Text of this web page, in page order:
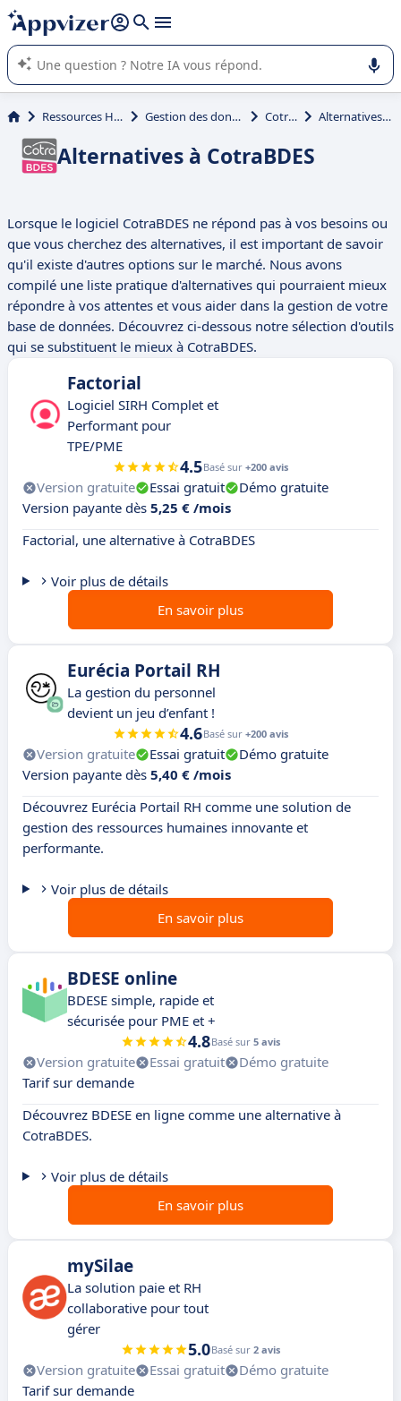
répondre (plusieurs lignes avec
L'IA de Appvizer vous guide dans l'utilisation ou la sélection de
logiciel SaaS en entreprise.
Ressources Humaines (RH) Gestion des données RH (BDESE) CotraBDES Alternatives à CotraBDES
Alternatives à CotraBDES
Lorsque le logiciel CotraBDES ne répond pas à vos besoins ou
que vous cherchez des alternatives, il est important de savoir
qu'il existe d'autres options sur le marché. Nous avons
compilé une liste pratique d'alternatives qui pourraient mieux
répondre à vos attentes et vous aider dans la gestion de votre
base de données. Découvrez ci-dessous notre sélection d'outils
qui se substituent le mieux à CotraBDES.
Factorial
Logiciel SIRH Complet et
Performant pour
TPE/PME
4.5Basé sur +200 avis
Version gratuite Essai gratuit
Démo gratuite
Version payante dès 5,25 € /mois
Factorial, une alternative à CotraBDES
Voir plus de détails
En savoir plus
Eurécia Portail RH
La gestion du personnel
devient un jeu d’enfant !
4.6Basé sur +200 avis
Version gratuite Essai gratuit
Démo gratuite
Version payante dès 5,40 € /mois
Découvrez Eurécia Portail RH comme une solution de
gestion des ressources humaines innovante et
performante.
Voir plus de détails
En savoir plus
BDESE online
BDESE simple, rapide et
sécurisée pour PME et +
4.8Basé sur 5 avis
Version gratuite Essai gratuit
Démo gratuite
Tarif sur demande
Découvrez BDESE en ligne comme une alternative à
CotraBDES.
Voir plus de détails
En savoir plus
mySilae
La solution paie et RH
collaborative pour tout
gérer
5.0Basé sur 2 avis
Version gratuite Essai gratuit
Démo gratuite
Tarif sur demande